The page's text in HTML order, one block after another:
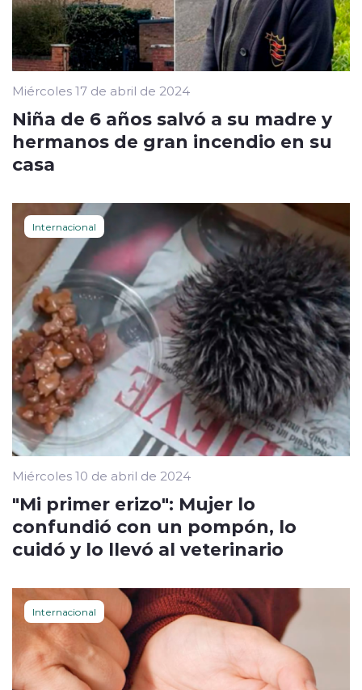
Miércoles 17 de abril de 2024
Niña de 6 años salvó a su madre y
hermanos de gran incendio en su
casa
Internacional
Miércoles 10 de abril de 2024
"Mi primer erizo": Mujer lo
confundió con un pompón, lo
cuidó y lo llevó al veterinario
Internacional